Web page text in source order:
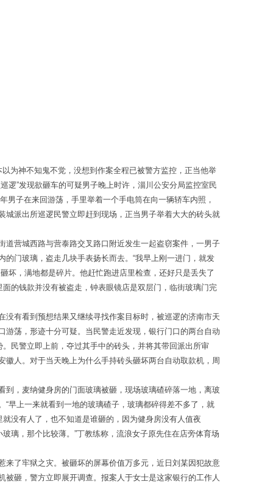
为神不知鬼不觉，没想到作案全程已被警方监控，正当他举
逻”发现欲砸车的可疑男子晚上时许，淄川公安分局监控室民
男子在来回游荡，手里举着一个手电筒在向一辆轿车内照，
派出所巡逻民警立即赶到现场，正当男子举着大大的砖头就
营城西路与营泰路交叉路口附近发生一起盗窃案件，一男子
门玻璃，盗走几块手表扬长而去。“我早上刚一进门，就发
坏，满地都是碎片。他赶忙跑进店里检查，还好只是丢失了
的钱款并没有被盗走，钟表眼镜店是双层门，临街玻璃门完
有看到预想结果又继续寻找作案目标时，被巡逻的济南市天
荡，形迹十分可疑。当民警走近发现，银行门口的两台自动
民警立即上前，夺过其手中的砖头，并将其带回派出所审
人。对于当天晚上为什么手持砖头砸坏两台自动取款机，周
，麦纳健身房的门面玻璃被砸，现场玻璃碴碎落一地，离玻
早上一来就看到一地的玻璃碴子，玻璃都碎得差不多了，就
没有人了，也不知道是谁砸的，因为健身房没有人值夜
璃，那个比较薄。”丁教练称，流浪女子原先住在店旁体育场
了牢狱之灾。被砸坏的屏幕价值万多元，近日刘某因犯故意
砸，警方立即展开调查。报案人于女士是这家银行的工作人